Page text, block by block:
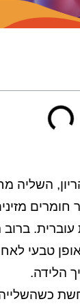
השליה
טבעי
הלידה.